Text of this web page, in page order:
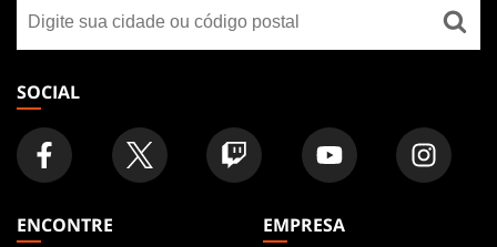
FOOTER
uma
loja
SOCIAL
ENCONTRE
EMPRESA